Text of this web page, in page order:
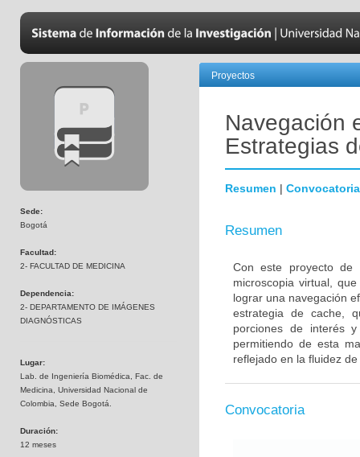
Sede:
Bogotá
Facultad:
2- FACULTAD DE MEDICINA
Dependencia:
2- DEPARTAMENTO DE IMÁGENES
DIAGNÓSTICAS
Lugar:
Lab. de Ingeniería Biomédica, Fac. de
Medicina, Universidad Nacional de
Colombia, Sede Bogotá.
Duración:
12 meses
Proyectos
Navegación
Estrategias
Resumen | Convocatoria
Resumen
Con este proyecto de
microscopia virtual,
lograr una navegación
estrategia de cache,
porciones de interés
permitiendo de esta
reflejado en la fluidez
Convocatoria